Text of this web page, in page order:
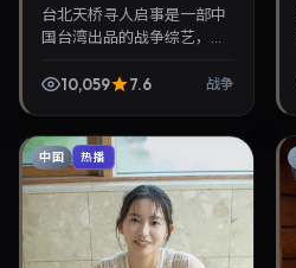
台北天桥寻人启事是一部中
国台湾出品的战争综艺，王
等主演，2023年5月9日院线
10,059 7.6 战争
中国 热播